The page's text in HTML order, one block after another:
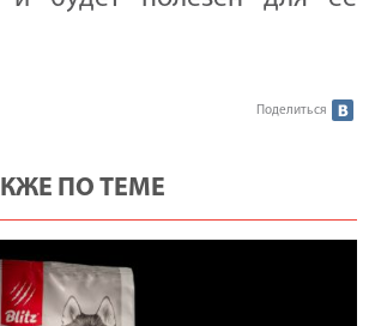
Поделиться
ПО ТЕМЕ